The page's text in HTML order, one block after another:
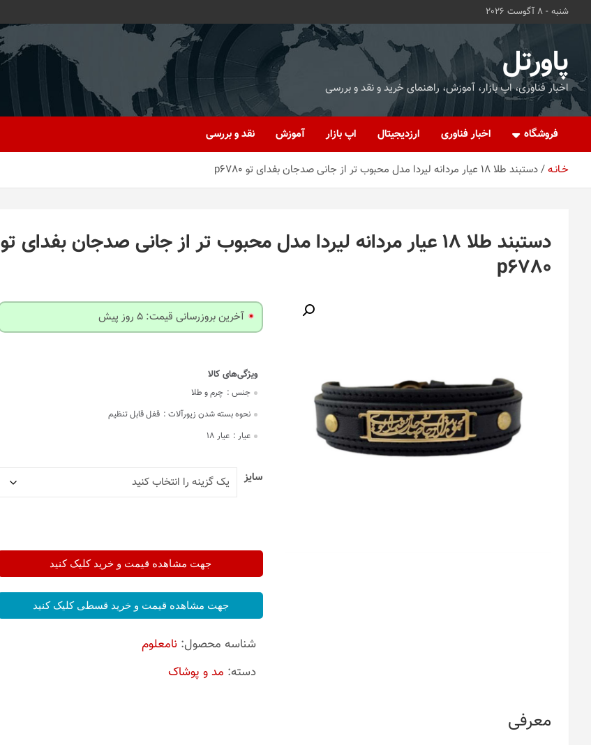
شنبه - 8 آگوست 2026
پاورتل
اخبار فناوری، اپ بازار، آموزش، راهنمای خرید و نقد و بررسی
فروشگاه اخبار فناوری ارزدیجیتال اپ بازار آموزش نقد و بررسی
خـانـه دستبند طلا 18 عیار مردانه لیردا مدل محبوب تر از جانی صدجان بفدای تو p6780
دستبند طلا 18 عیار مردانه لیردا مدل محبوب تر از جانی صدجان بفدای تو
p6780
آخرین بروزرسانی قیمت: 5 روز پیش
جنس : چرم و طلا
نحوه بسته شدن زیورآلات : قفل قابل تنظیم
عیار : عیار 18
سایز
جهت مشاهده قیمت و خرید کلیک کنید
جهت مشاهده قیمت و خرید قسطی کلیک کنید
شناسه محصول: نامعلوم
دسته: مد و پوشاک
معرفی